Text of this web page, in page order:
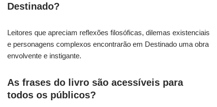
Destinado?
Leitores que apreciam reflexões filosóficas, dilemas existenciais
e personagens complexos encontrarão em Destinado uma obra
envolvente e instigante.
As frases do livro são acessíveis para
todos os públicos?